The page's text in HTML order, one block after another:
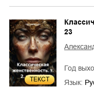
ТЕКСТ
23
Год
Язык: